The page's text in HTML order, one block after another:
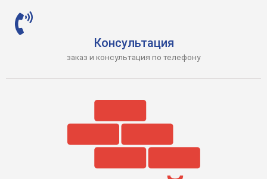
Консультация
заказ и консультация по телефону